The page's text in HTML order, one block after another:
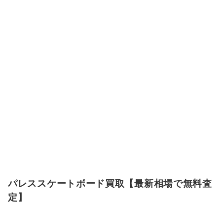
パレススケートボード買取【最新相場で無料査
定】